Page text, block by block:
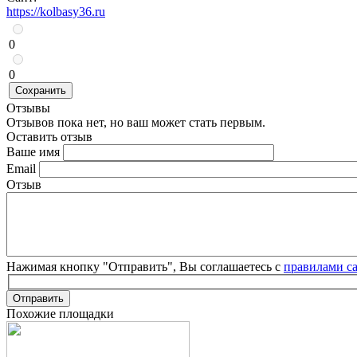
https://kolbasy36.ru
0
0
Сохранить
Отзывы
Отзывов пока нет, но ваш может стать первым.
Оставить отзыв
Ваше имя
Email
Отзыв
Нажимая кнопку "Отправить", Вы соглашаетесь с правилами
Отправить
Похожие площадки